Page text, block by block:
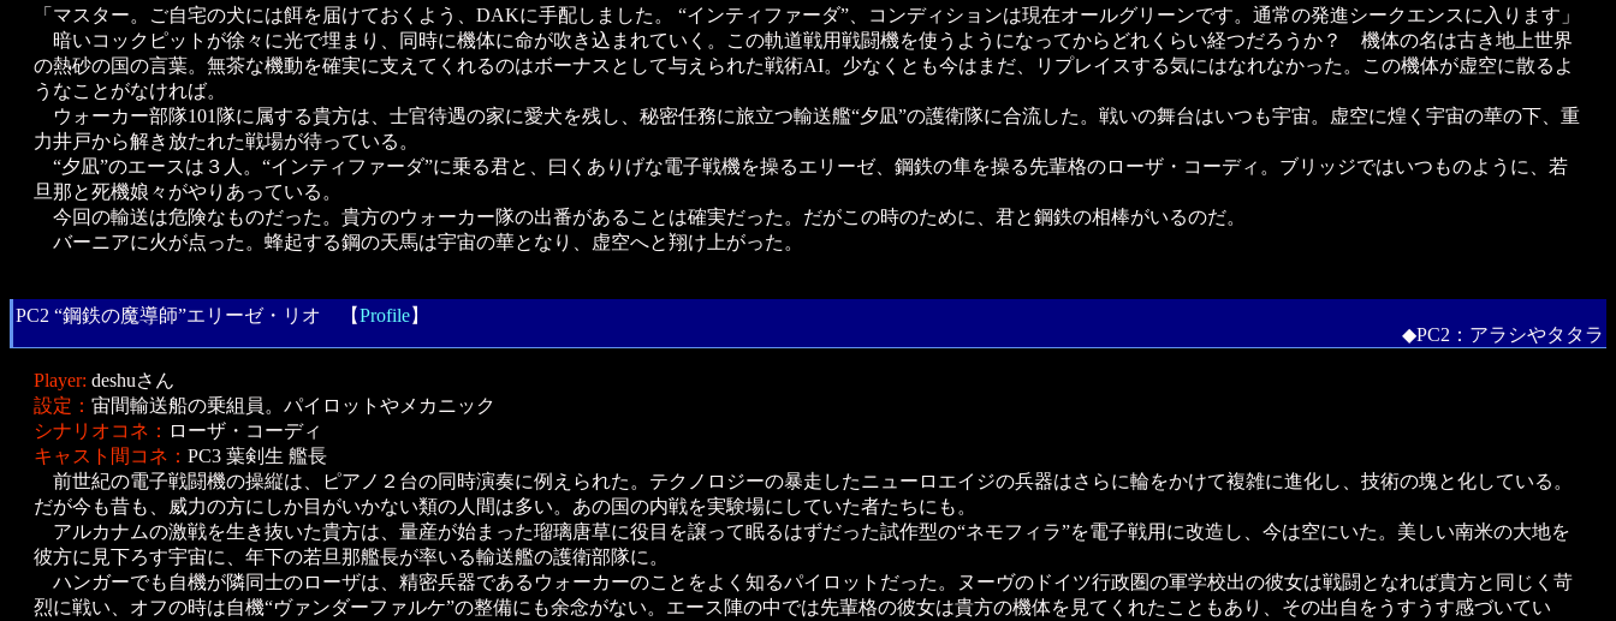
「マスター。ご自宅の犬には餌を届けておくよう、DAKに手配しました。 “インティファーダ”、コンディションは現在オールグリーンです。通常の発進シークエンスに入ります」
暗いコックピットが徐々に光で埋まり、同時に機体に命が吹き込まれていく。この軌道戦用戦闘機を使うようになってからどれくらい経つだろうか？ 機体の名は古き地上世界
の熱砂の国の言葉。無茶な機動を確実に支えてくれるのはボーナスとして与えられた戦術AI。少なくとも今はまだ、リプレイスする気にはなれなかった。この機体が虚空に散るよ
うなことがなければ。
ウォーカー部隊101隊に属する貴方は、士官待遇の家に愛犬を残し、秘密任務に旅立つ輸送艦“夕凪”の護衛隊に合流した。戦いの舞台はいつも宇宙。虚空に煌く宇宙の華の下、重
力井戸から解き放たれた戦場が待っている。
“夕凪”のエースは３人。“インティファーダ”に乗る君と、曰くありげな電子戦機を操るエリーゼ、鋼鉄の隼を操る先輩格のローザ・コーディ。ブリッジではいつものように、若
旦那と死機娘々がやりあっている。
今回の輸送は危険なものだった。貴方のウォーカー隊の出番があることは確実だった。だがこの時のために、君と鋼鉄の相棒がいるのだ。
バーニアに火が点った。蜂起する鋼の天馬は宇宙の華となり、虚空へと翔け上がった。
PC2 “鋼鉄の魔導師”エリーゼ・リオ 【Profile】
◆PC2：アラシやタタラ
Player: deshuさん
設定： 宙間輸送船の乗組員。パイロットやメカニック
シナリオコネ： ローザ・コーディ
キャスト間コネ： PC3 葉剣生 艦長
前世紀の電子戦闘機の操縦は、ピアノ２台の同時演奏に例えられた。テクノロジーの暴走したニューロエイジの兵器はさらに輪をかけて複雑に進化し、技術の塊と化している。
だが今も昔も、威力の方にしか目がいかない類の人間は多い。あの国の内戦を実験場にしていた者たちにも。
アルカナムの激戦を生き抜いた貴方は、量産が始まった瑠璃唐草に役目を譲って眠るはずだった試作型の“ネモフィラ”を電子戦用に改造し、今は空にいた。美しい南米の大地を
彼方に見下ろす宇宙に、年下の若旦那艦長が率いる輸送艦の護衛部隊に。
ハンガーでも自機が隣同士のローザは、精密兵器であるウォーカーのことをよく知るパイロットだった。ヌーヴのドイツ行政圏の軍学校出の彼女は戦闘となれば貴方と同じく苛
烈に戦い、オフの時は自機“ヴァンダーファルケ”の整備にも余念がない。エース陣の中では先輩格の彼女は貴方の機体を見てくれたこともあり、その出自をうすうす感づいてい